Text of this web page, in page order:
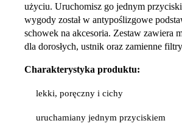
użyciu. Uruchomisz go jednym
wygody został w antypoślizgowe
schowek na akcesoria. Zestaw zawiera
dla dorosłych, ustnik oraz zamienne
Charakterystyka produktu:
lekki, poręczny i cichy
uruchamiany jednym przyciskiem